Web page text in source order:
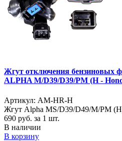
Жгут отключения бензиновых
ALPHA M/D39/D39/PM (H -
Артикул: AM-HR-H
Жгут Alpha MS/D39/D49/M/PM
690 руб. за 1 шт.
В наличии
В корзину